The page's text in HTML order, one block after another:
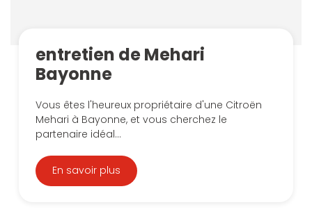
entretien de Mehari
Bayonne
Vous êtes l'heureux propriétaire d'une Citroën
Mehari à Bayonne, et vous cherchez le
partenaire idéal...
En savoir plus